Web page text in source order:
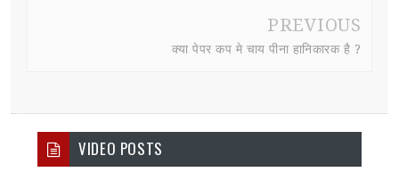
VIDEO POSTS
PREVIOUS
क्या पेपर कप मे चाय पीना हानिकारक है ?